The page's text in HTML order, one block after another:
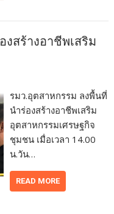
สร้างอาชีพเสริม
รมว.อุตสาหกรรม ลงพื้นที่
นำร่องสร้างอาชีพเสริม
อุตสาหกรรมเศรษฐกิจ
ชุมชน เมื่อเวลา 14.00
น.วัน…
READ MORE